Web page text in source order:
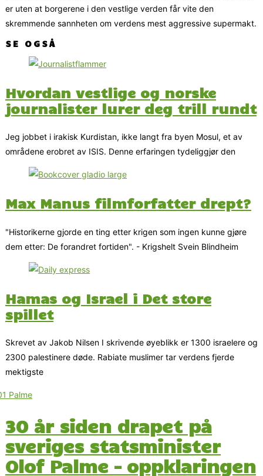
er uten at borgerene i den vestlige verden får vite den
skremmende sannheten om verdens mest aggressive supermakt.
SE OGSÅ
Hvordan vestlige og norske
journalister lurer deg trill rundt
Jeg jobbet i irakisk Kurdistan, ikke langt fra byen Mosul, et av
områdene erobret av ISIS. Denne erfaringen tydeliggjør den
Max Manus filmforfatter drept?
"Historikerne gjorde en ting etter krigen som ingen kunne gjøre
dem etter: De forandret fortiden". - Krigshelt Svein Blindheim
Hamas og Israel i Det store
spillet
Skrevet av Jakob Nilsen I skrivende øyeblikk er 1300 israelere og
2300 palestinere døde. Rabiate muslimer tar verdens fjerde
mektigste
30 år siden drapet på
sveriges statsminister
Olof Palme – oppklaringen